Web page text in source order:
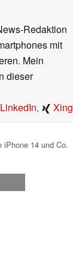
Redaktion
mit
Mein
dieser
LinkedIn, Xing
iPhone 14 und Co.